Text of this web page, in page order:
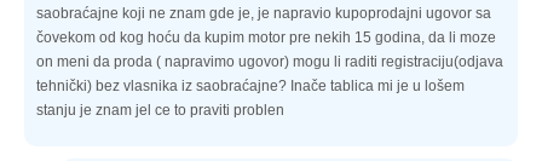
saobraćajne koji ne znam gde je, je napravio kupoprodajni ugovor sa
čovekom od kog hoću da kupim motor pre nekih 15 godina, da li moze
on meni da proda ( napravimo ugovor) mogu li raditi registraciju(odjava
tehnički) bez vlasnika iz saobraćajne? Inače tablica mi je u lošem
stanju je znam jel ce to praviti problen